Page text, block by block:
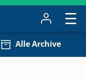
Alle Archive